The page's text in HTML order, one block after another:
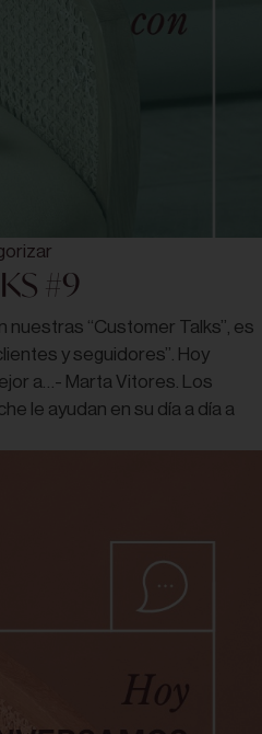
#9
nuestras “Customer Talks”, es
y seguidores”. Hoy
a…- Marta Vitores. Los
le ayudan en su día a día a